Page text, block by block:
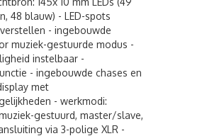
48 blauw) - LED-spots
- ingebouwde
muziek-gestuurde modus -
instelbaar -
- ingebouwde chases en
met
- werkmodi:
gestuurd, master/slave,
via 3-polige XLR -